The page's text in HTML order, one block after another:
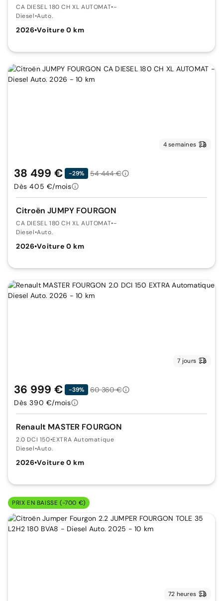
CA DIESEL 180 CH XL AUTOMAT•-
Diesel•Auto.
2026•Voiture 0 km
4 semaines
Citroën JUMPY FOURGON
CA DIESEL 180 CH XL AUTOMAT•-
Diesel•Auto.
2026•Voiture 0 km
38 499 € -29%
54 444 €
Dès 405 €/mois
7 jours
Renault MASTER FOURGON
2.0 DCI 150•EXTRA Automatique
Diesel•Auto.
2026•Voiture 0 km
36 999 € -39%
60 360 €
Dès 390 €/mois
PRIX EN BAISSE (-700 €)
72 heures